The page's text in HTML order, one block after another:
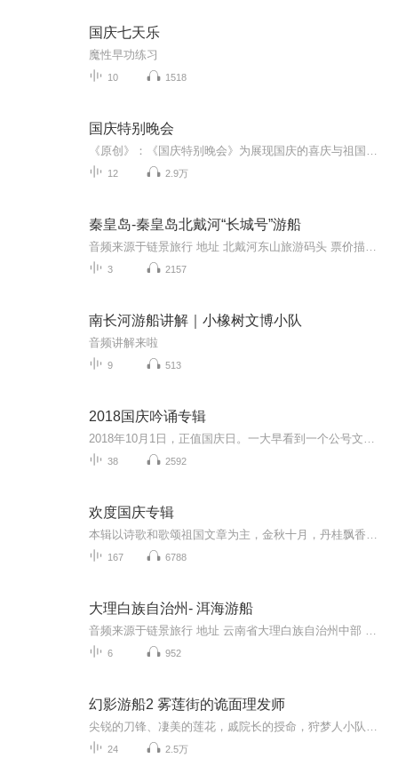
国庆七天乐
魔性早功练习
10 1518
国庆特别晚会
12 2.9万
秦皇岛-秦皇岛北戴河“长城号”游船
3 2157
南长河游船讲解｜小橡树文博小队
音频讲解来啦
9 513
2018国庆吟诵专辑
38 2592
欢度国庆专辑
167 6788
大理白族自治州- 洱海游船
6 952
幻影游船2 雾莲街的诡面理发师
24 2.5万